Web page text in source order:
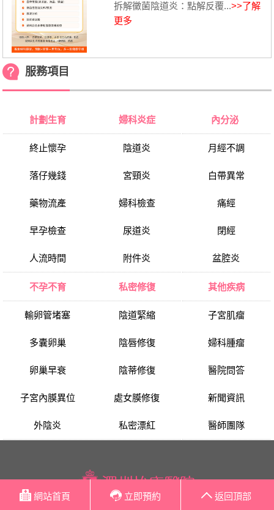
拆解黴菌陰道炎：點解反覆...>>了解
更多
服務項目
計劃生育
終止懷孕
落仔幾錢
藥物流產
早孕檢查
人流時間
婦科炎症
陰道炎
宮頸炎
婦科檢查
尿道炎
附件炎
內分泌
月經不調
白帶異常
痛經
閉經
盆腔炎
不孕不育
輸卵管堵塞
多囊卵巢
卵巢早衰
子宮內膜異位
外陰炎
私密修復
陰道緊縮
陰唇修復
陰蒂修復
處女膜修復
私密漂紅
其他疾病
子宮肌瘤
婦科腫瘤
醫院問答
新聞資訊
醫師團隊
網站首頁 立即預約 返回頂部